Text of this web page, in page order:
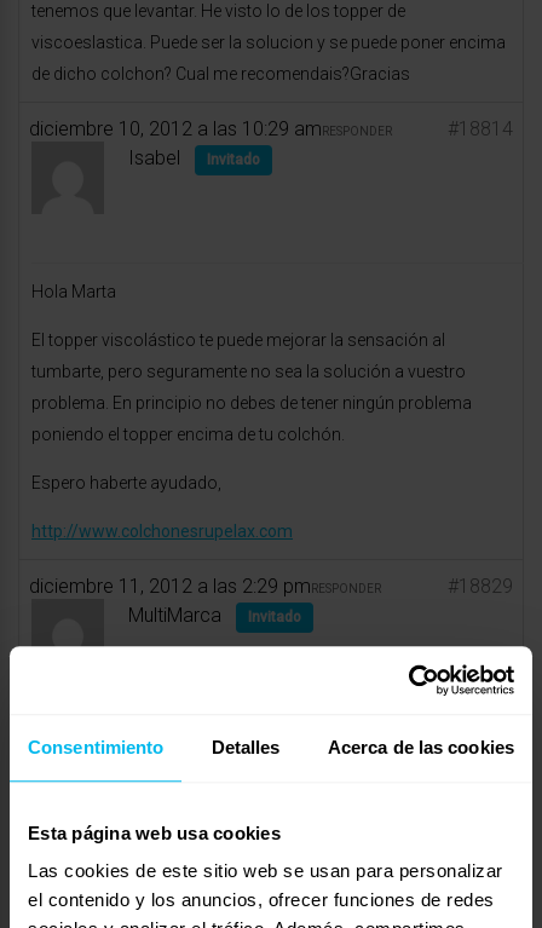
Consentimiento Detalles Acerca de las cookies
Esta página web usa cookies
Las cookies de este sitio web se usan para personalizar
el contenido y los anuncios, ofrecer funciones de redes
tenemos que levantar. He visto lo de los topper de
viscoeslastica. Puede ser la solucion y se puede poner encima
de dicho colchon? Cual me recomendais?Gracias
diciembre 10, 2012 a las 10:29 am #18814
RESPONDER
Isabel Invitado
Hola Marta
El topper viscolástico te puede mejorar la sensación al
tumbarte, pero seguramente no sea la solución a vuestro
problema. En principio no debes de tener ningún problema
poniendo el topper encima de tu colchón.
Espero haberte ayudado,
http://www.colchonesrupelax.com
diciembre 11, 2012 a las 2:29 pm #18829
RESPONDER
MultiMarca Invitado
Hola Marta,
tendrás el mismo problema con el topper.
info@universocolchon.com